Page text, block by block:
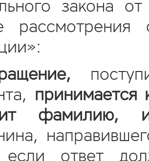
рассмотрения
принимается
фамилию,
если ответ